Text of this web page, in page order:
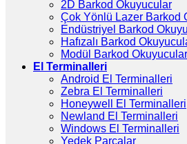
2D Barkod Okuyucular
Çok Yönlü Lazer Barkod
Endüstriyel Barkod
Hafızalı Barkod
Modül Barkod Okuyucular
El Terminalleri
Android El Terminalleri
Zebra El Terminalleri
Honeywell El Terminalleri
Newland El Terminalleri
Windows El Terminalleri
Yedek Parçalar